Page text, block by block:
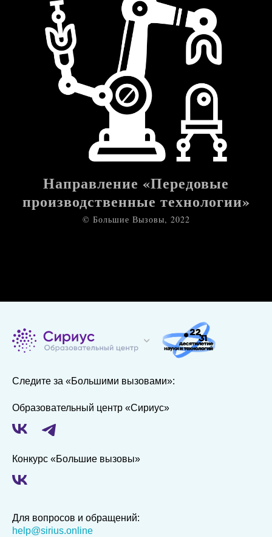
Направление «Передовые
производственные технологии»
© Большие Вызовы, 2022
Для вопросов и обращений:
help@sirius.online
Следите за «Большими вызовами»:
Образовательный центр «Сириус»
Конкурс «Большие вызовы»